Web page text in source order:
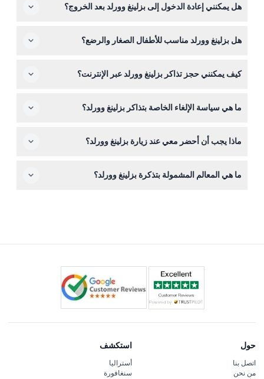
مساءً، وآخر دخول الساعة 4:30 مساءً. يتم إغلاقه في يوم عيد
هل يمكنني إعادة الدخول إلى بزلينغ وورلد بعد الخروج؟
لزيارتك وفقًا لذلك.
هل بزلينغ وورلد مناسب للأطفال الصغار والرضع؟
والرضع من عمر 0 إلى 4 سنوات يمكنهم الدخول مجانًا. الجذب
كيف يمكنني حجز تذاكر بزلينغ وورلد عبر الإنترنت؟
هذا الموقع عن طريق اختيار التاريخ المفضل والتحقق من التوافر
ما هي سياسة الإلغاء الخاصة بتذاكر بزلينغ وورلد؟
الظروف. تأكد من استخدام التذكرة في التاريخ والوقت المحجوز.
ماذا يجب أن أحضر معي عند زيارة بزلينغ وورلد؟
معك فضولك وروح المرح. هناك أيضًا مقهى في الموقع إذا أردت
ما هي المعالم المشمولة بتذكرة بزلينغ وورلد؟
حول
اتصل بنا
من نحن
استكشف
أستراليا
سنغافورة